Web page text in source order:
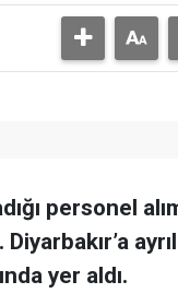
personel
yer aldı.